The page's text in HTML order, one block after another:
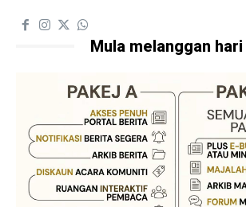
Mula melanggan hari